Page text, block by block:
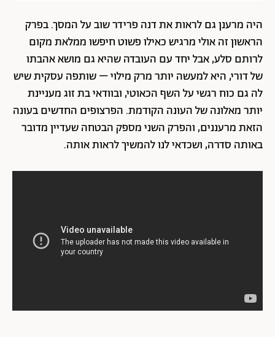
היה מרענן גם לראות את דנה פרידר שוב על המסך. בפרק
הראשון זה אולי מרגיש כאילו פשוט חיפשו ממלאת מקום
לרותם סלע, אבל יחד עם העובדה שהיא גם מושא אהבתו
של דורי, היא למעשה יותר מרק מילוי – שותפה עסקית שיש
לה גם כוח רגשי על השף הכאוטי, ובוודאי בת זוג מעניינת
יותר מאלונה של העונה הקודמת. הפרצופים החדשים בעונה
הזאת מרעננים, והפרק השני מספק הבטחה שעדיין מדובר
באותה סדרה, ושכדאי לנו להמשיך לראות אותה.